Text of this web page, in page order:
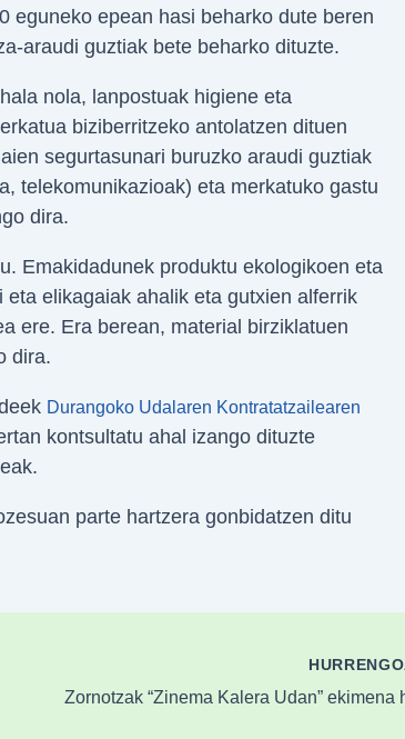
eguneko epean hasi beharko dute beren
araudi guztiak bete beharko dituzte.
nola, lanpostuak higiene eta
biziberritzeko antolatzen dituen
segurtasunari buruzko araudi guztiak
telekomunikazioak) eta merkatuko gastu
dira.
Emakidadunek produktu ekologikoen eta
elikagaiak ahalik eta gutxien alferrik
ere. Era berean, material birziklatuen
dira.
Durangoko Udalaren Kontratatzailearen
kontsultatu ahal izango dituzte
parte hartzera gonbidatzen ditu